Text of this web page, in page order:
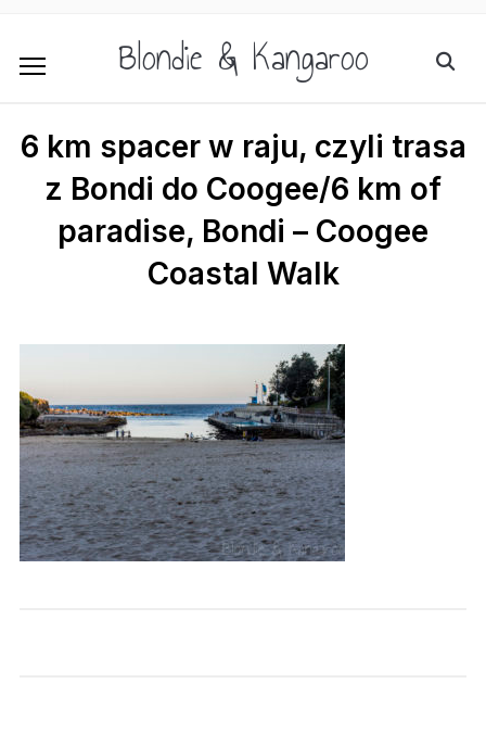
Blondie & Kangaroo
6 km spacer w raju, czyli trasa
z Bondi do Coogee/6 km of
paradise, Bondi – Coogee
Coastal Walk